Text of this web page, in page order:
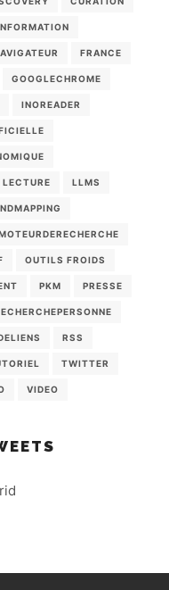
FRANCE
GOOGLECHROME
INOREADER
LECTURE LLMS
OUTILS FROIDS
PKM PRESSE
RSS
TWITTER
VIDEO